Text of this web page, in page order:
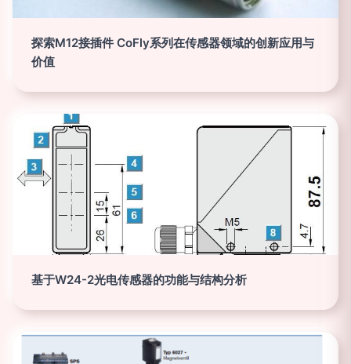
探索M12接插件 CoFly系列在传感器领域的创新应用与
价值
基于W24-2光电传感器的功能与结构分析